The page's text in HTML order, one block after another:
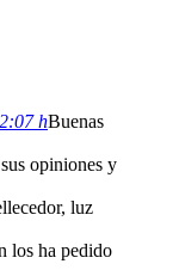
hBuenas
opiniones y
luz
los ha pedido